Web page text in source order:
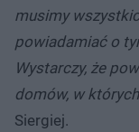
musimy
powiadamiać o
Wystarczy, że
domów, w
Siergiej.